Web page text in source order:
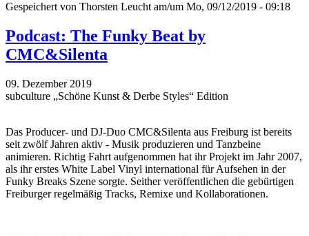
Gespeichert von Thorsten Leucht am/um Mo, 09/12/2019 - 09:18
Podcast: The Funky Beat by
CMC&Silenta
09. Dezember 2019
subculture „Schöne Kunst & Derbe Styles“ Edition
Das Producer- und DJ-Duo CMC&Silenta aus Freiburg ist bereits
seit zwölf Jahren aktiv - Musik produzieren und Tanzbeine
animieren. Richtig Fahrt aufgenommen hat ihr Projekt im Jahr 2007,
als ihr erstes White Label Vinyl international für Aufsehen in der
Funky Breaks Szene sorgte. Seither veröffentlichen die gebürtigen
Freiburger regelmäßig Tracks, Remixe und Kollaborationen.